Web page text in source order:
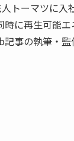
トーマツに入
に再生可能
事の執筆・